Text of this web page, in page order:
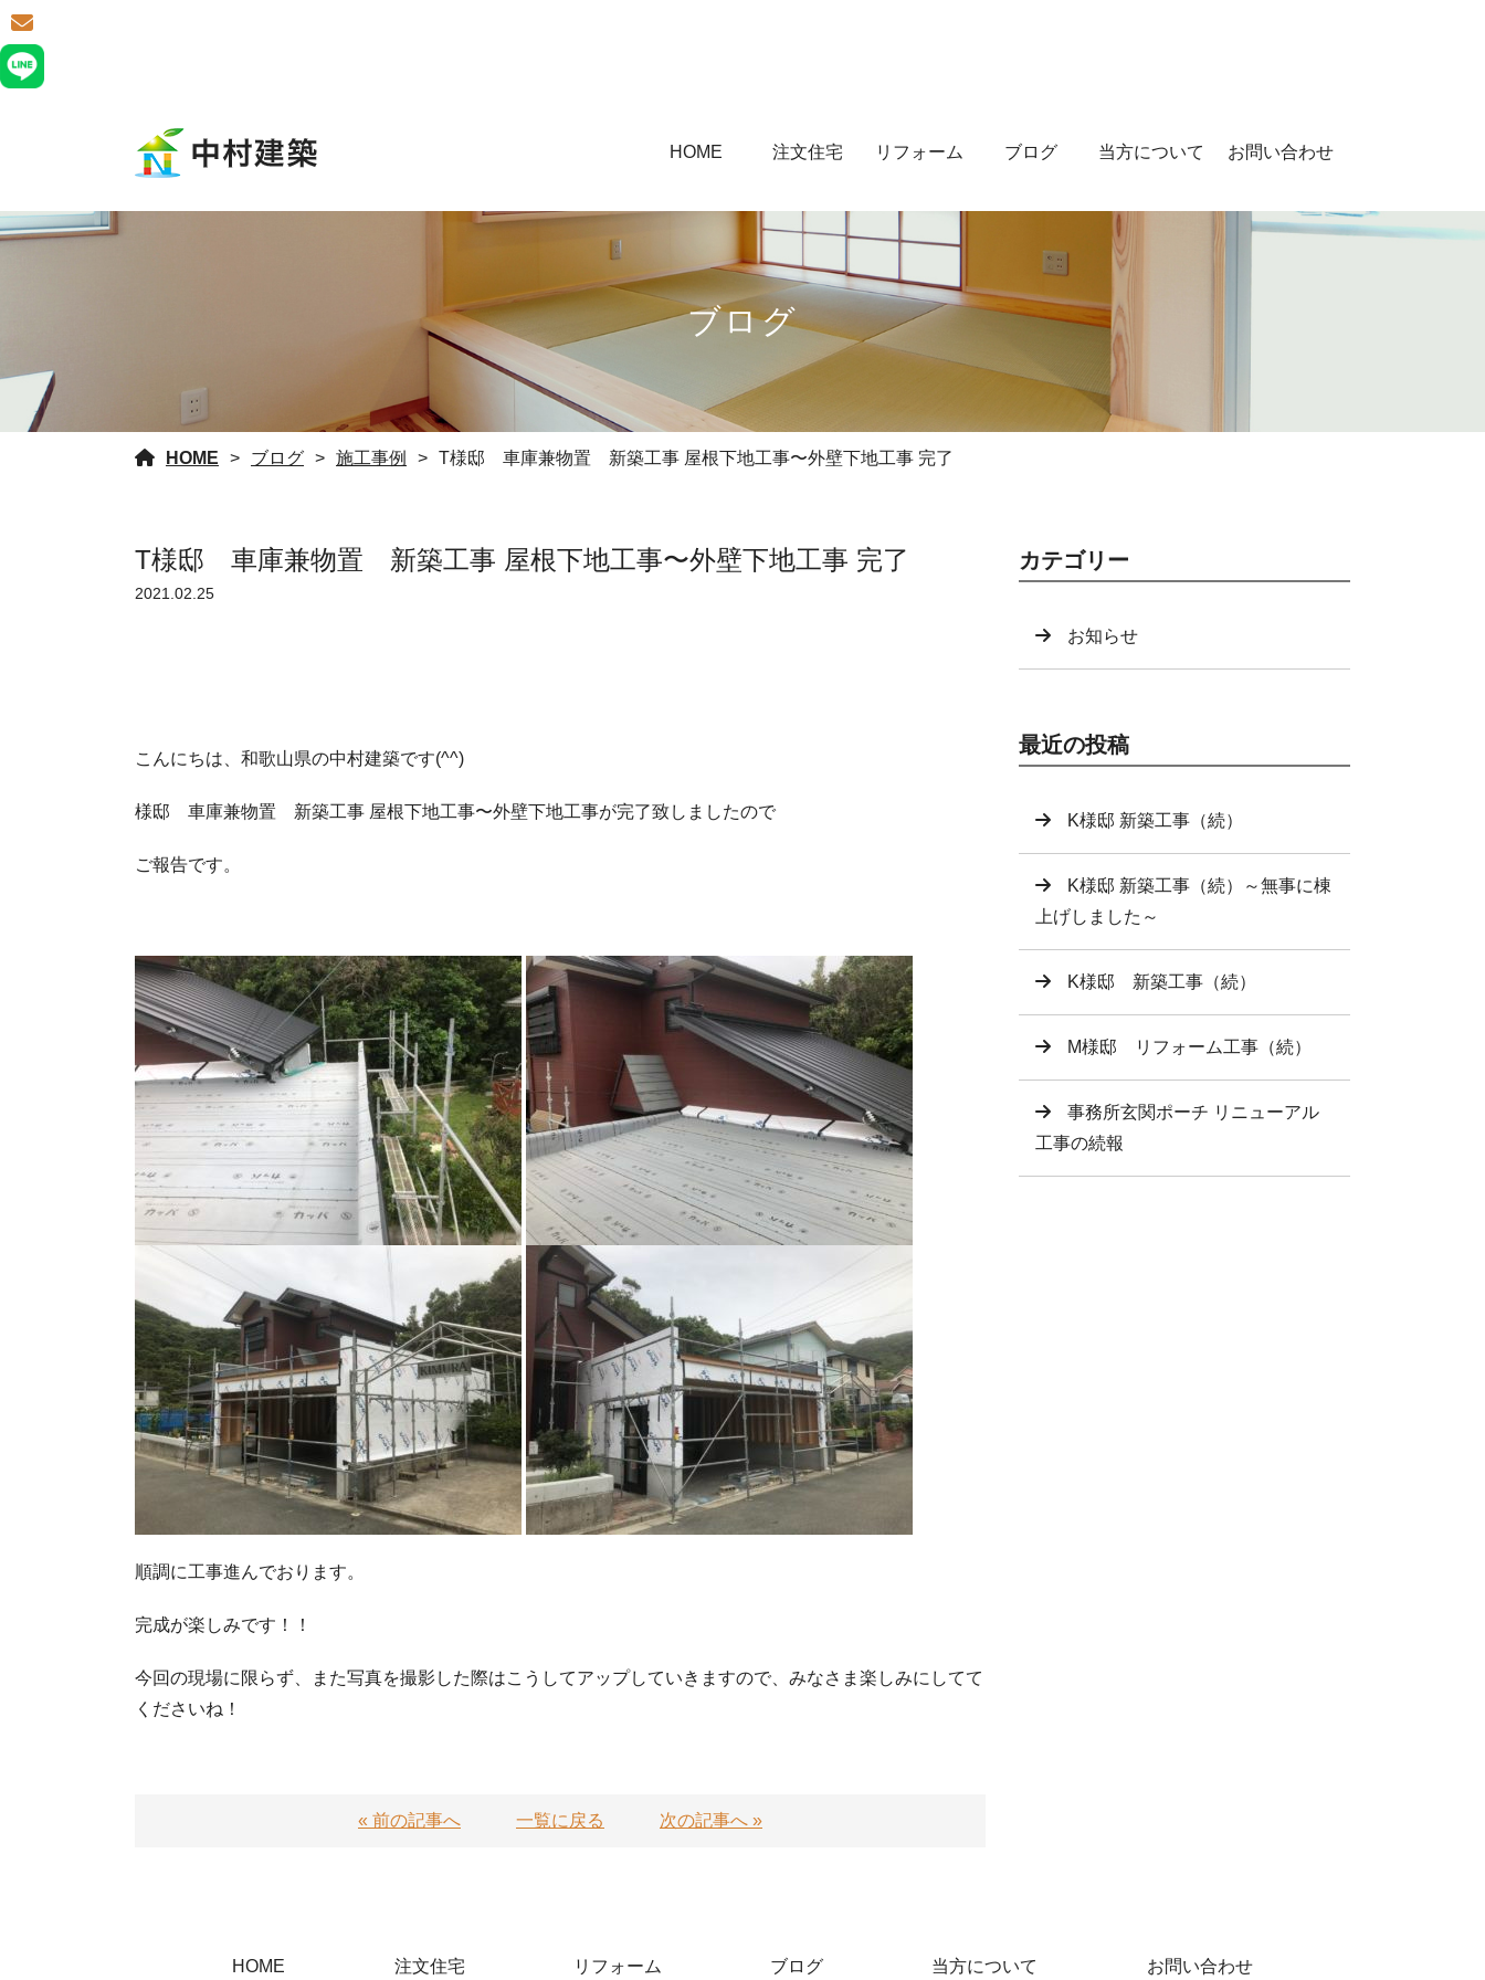
HOME 注文住宅 リフォーム ブログ 当方について お問い合わせ
ブログ
HOME ブログ 施工事例 T様邸 車庫兼物置 新築工事 屋根下地工事〜外壁下地工事 完了
T様邸 車庫兼物置 新築工事 屋根下地工事〜外壁下地工事 完了
2021.02.25
こんにちは、和歌山県の中村建築です(^^)
様邸 車庫兼物置 新築工事 屋根下地工事〜外壁下地工事が完了致しましたので
ご報告です。
順調に工事進んでおります。
完成が楽しみです！！
今回の現場に限らず、また写真を撮影した際はこうしてアップしていきますので、みなさま楽しみにしてて
くださいね！
« 前の記事へ 一覧に戻る 次の記事へ »
カテゴリー
お知らせ
最近の投稿
K様邸 新築工事（続）
K様邸 新築工事（続）～無事に棟
上げしました～
K様邸 新築工事（続）
M様邸 リフォーム工事（続）
事務所玄関ポーチ リニューアル
工事の続報
HOME 注文住宅 リフォーム ブログ 当方について お問い合わせ